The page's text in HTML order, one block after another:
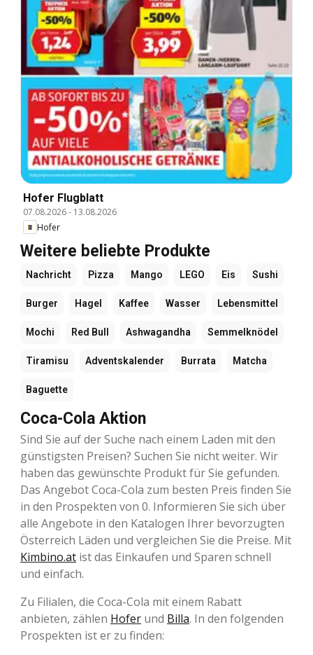
Hofer Flugblatt
07.08.2026- 13.08.2026
Hofer
Weitere beliebte Produkte
Nachricht Pizza Mango LEGO Eis Sushi
Burger Hagel Kaffee Wasser Lebensmittel
Mochi Red Bull Ashwagandha Semmelknödel
Tiramisu Adventskalender Burrata Matcha
Baguette
Coca-Cola Aktion
Sind Sie auf der Suche nach einem Laden mit den
günstigsten Preisen? Suchen Sie nicht weiter. Wir
haben das gewünschte Produkt für Sie gefunden.
Das Angebot Coca-Cola zum besten Preis finden Sie
in den Prospekten von 0. Informieren Sie sich über
alle Angebote in den Katalogen Ihrer bevorzugten
Österreich Läden und vergleichen Sie die Preise. Mit
Kimbino.at ist das Einkaufen und Sparen schnell
und einfach.
Zu Filialen, die Coca-Cola mit einem Rabatt
anbieten, zählen Hofer und Billa. In den folgenden
Prospekten ist er zu finden: